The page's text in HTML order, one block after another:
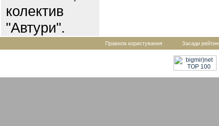
колектив
"Автури".
Правила користування Засади